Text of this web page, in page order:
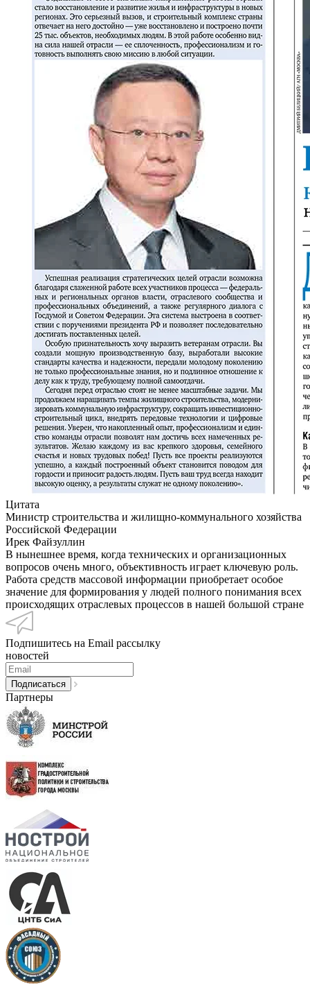
Цитата
Министр строительства и жилищно-коммунального хозяйства
Российской Федерации
Ирек Файзуллин
В нынешнее время, когда технических и организационных
вопросов очень много, объективность играет ключевую роль.
Работа средств массовой информации приобретает особое
значение для формирования у людей полного понимания всех
происходящих отраслевых процессов в нашей большой стране
Подпишитесь на Email рассылку
новостей
Партнеры